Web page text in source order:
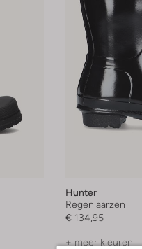
Hunter
Regenlaarzen
€ 134,95
+ meer kleuren